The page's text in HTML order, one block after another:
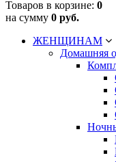
Товаров в корзине: 0
на сумму 0 руб.
ЖЕНЩИНАМ
Домашняя